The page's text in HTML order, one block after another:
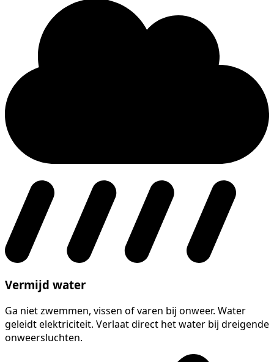
Vermijd water
Ga niet zwemmen, vissen of varen bij onweer. Water
geleidt elektriciteit. Verlaat direct het water bij dreigende
onweersluchten.